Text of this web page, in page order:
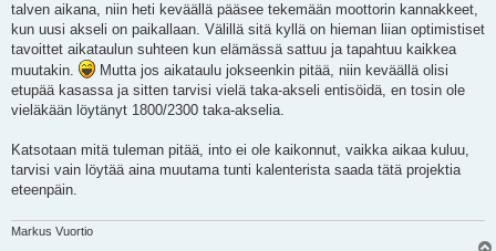
talven aikana, niin heti keväällä pääsee tekemään moottorin kannakkeet,
kun uusi akseli on paikallaan. Välillä sitä kyllä on hieman liian optimistiset
tavoittet aikataulun suhteen kun elämässä sattuu ja tapahtuu kaikkea
muutakin.
Mutta jos aikataulu jokseenkin pitää, niin keväällä olisi
etupää kasassa ja sitten tarvisi vielä taka-akseli entisöidä, en tosin ole
vieläkään löytänyt 1800/2300 taka-akselia.
Katsotaan mitä tuleman pitää, into ei ole kaikonnut, vaikka aikaa kuluu,
tarvisi vain löytää aina muutama tunti kalenterista saada tätä projektia
eteenpäin.
Markus Vuortio